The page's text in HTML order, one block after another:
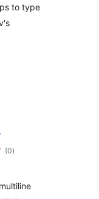
to type
(0مجموعی
درجہ
)